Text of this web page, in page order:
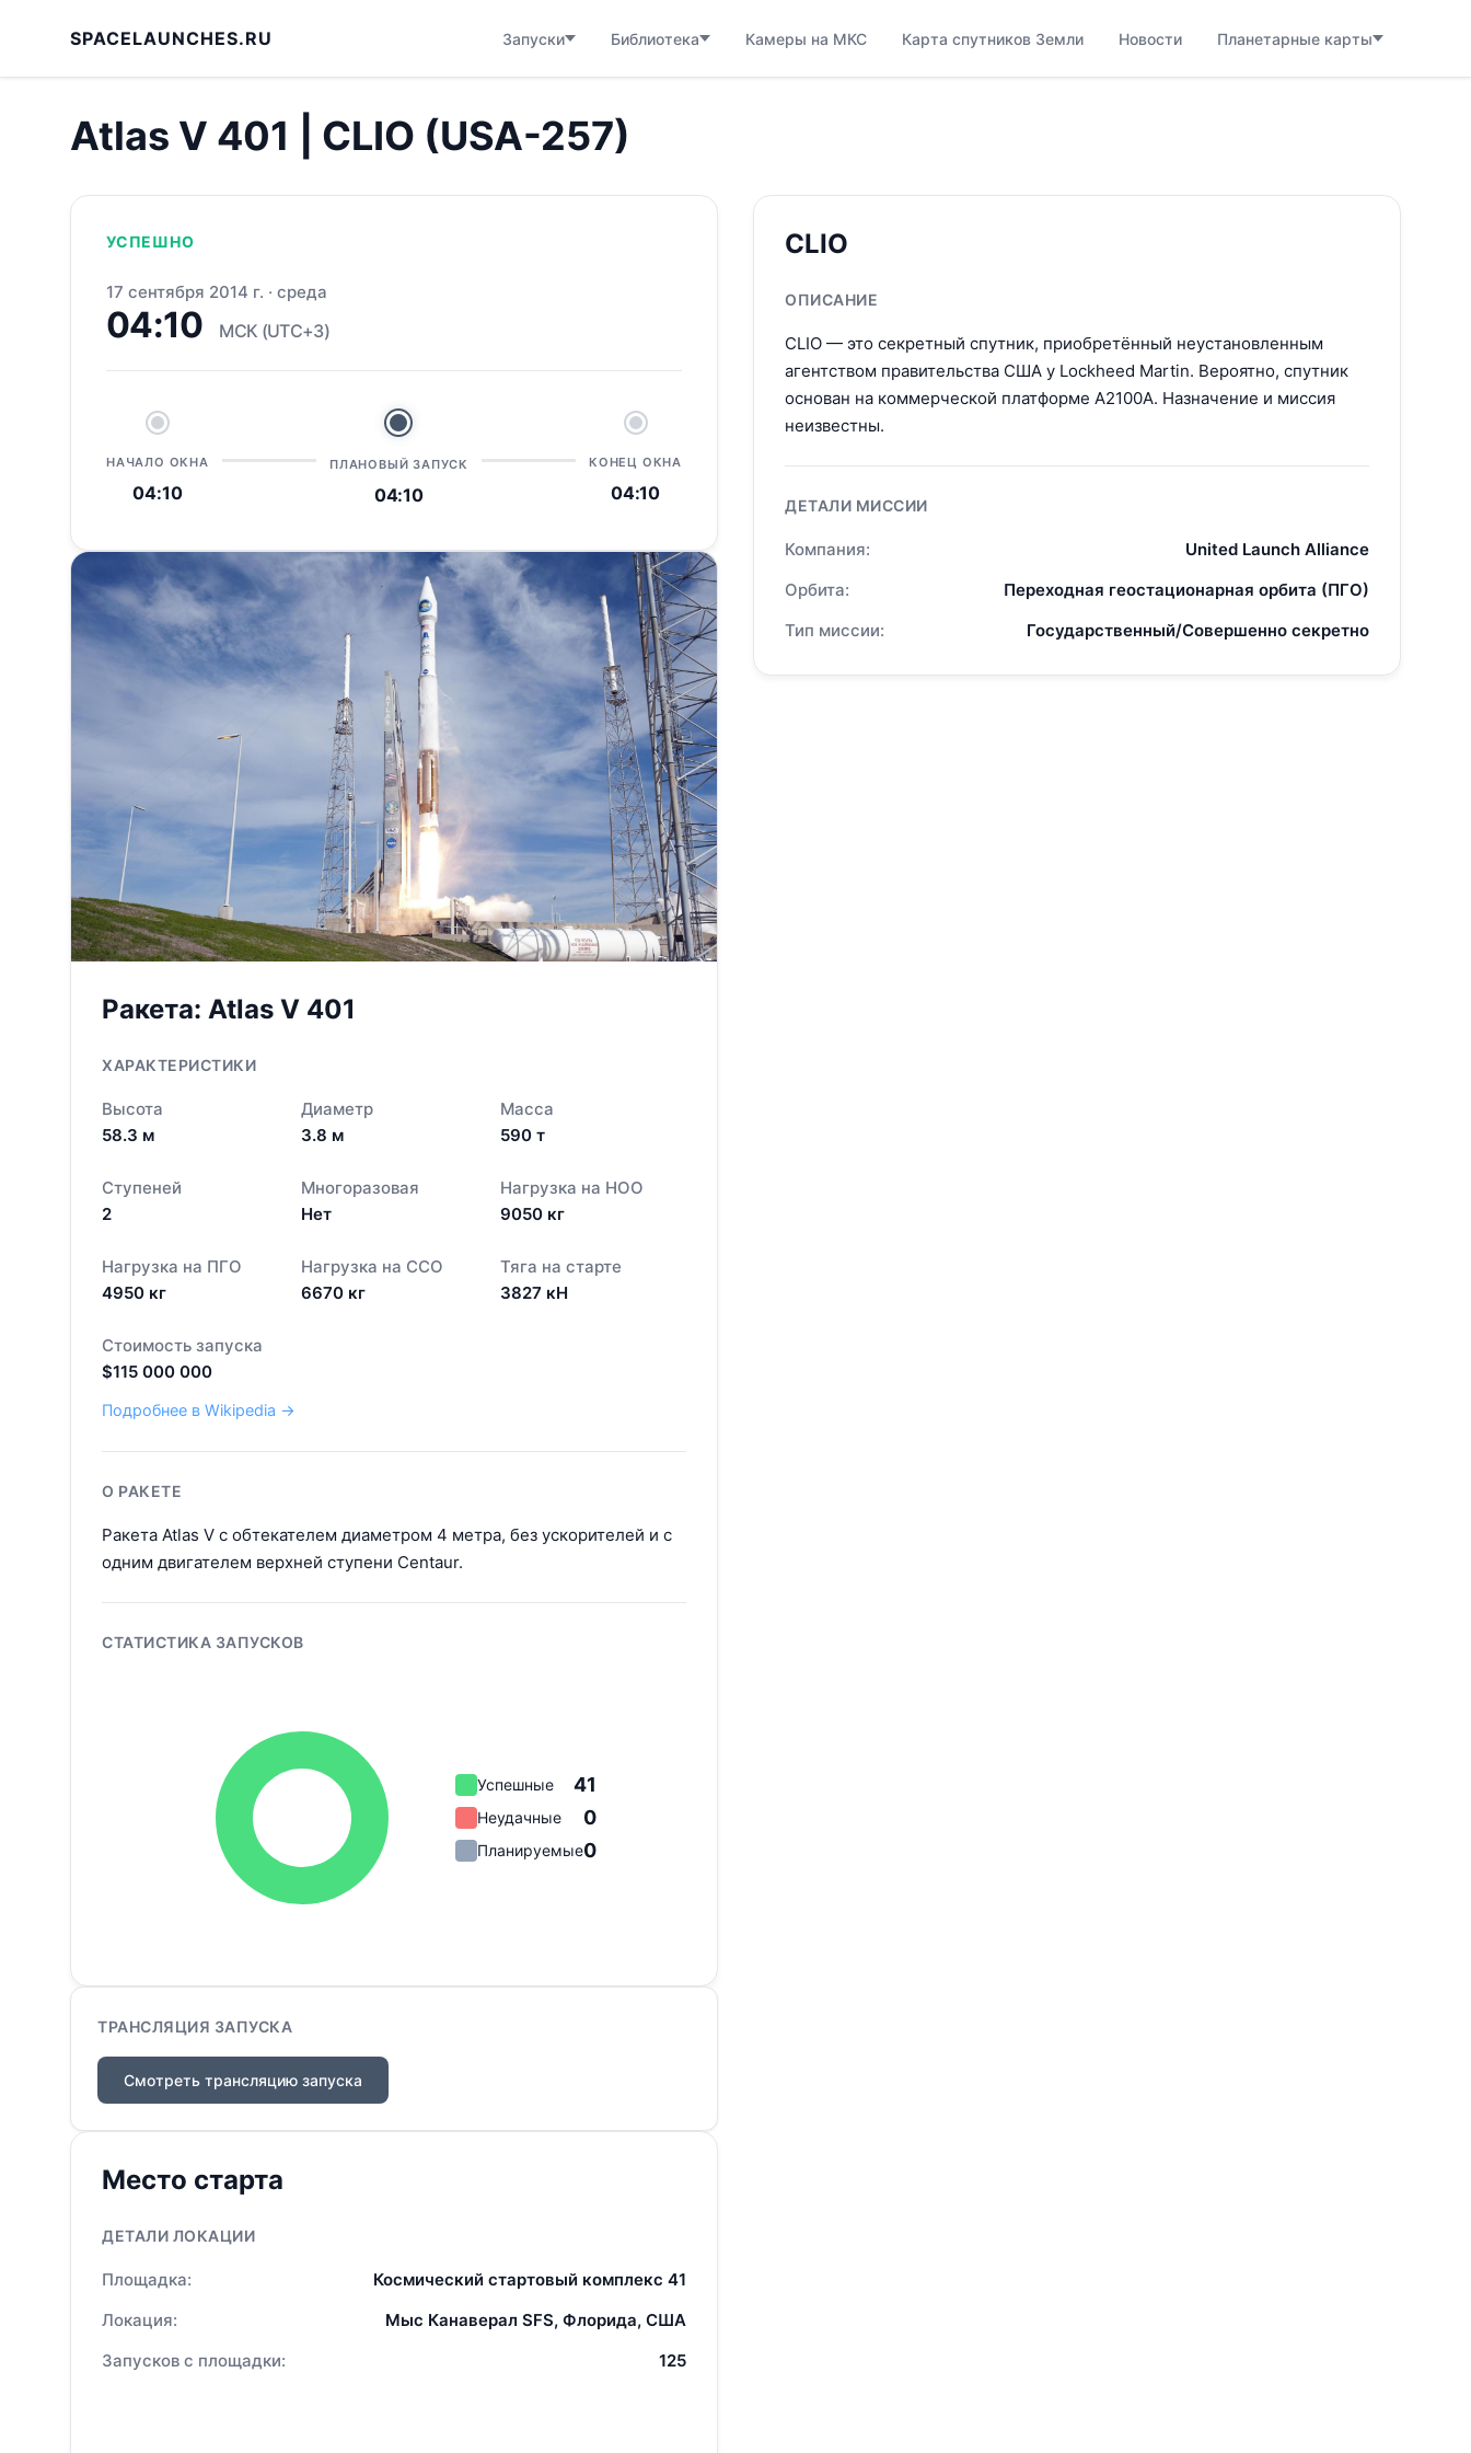
SPACELAUNCHES.RU Запуски Библиотека Камеры на МКС Карта спутников Земли Новости Планетарные карты
Atlas V 401 | CLIO (USA-257)
УСПЕШНО
17 сентября 2014 г. · среда
04:10 МСК (UTC+3)
НАЧАЛО ОКНА
04:10
ПЛАНОВЫЙ ЗАПУСК
04:10
КОНЕЦ ОКНА
04:10
Ракета: Atlas V 401
ХАРАКТЕРИСТИКИ
Высота
58.3 м
Диаметр
3.8 м
Масса
590 т
Ступеней
2
Многоразовая
Нет
Нагрузка на НОО
9050 кг
Нагрузка на ПГО
4950 кг
Нагрузка на ССО
6670 кг
Тяга на старте
3827 кН
Стоимость запуска
$115 000 000
Подробнее в Wikipedia →
О РАКЕТЕ
Ракета Atlas V с обтекателем диаметром 4 метра, без ускорителей и с
одним двигателем верхней ступени Centaur.
СТАТИСТИКА ЗАПУСКОВ
Успешные 41
Неудачные 0
Планируемые0
ТРАНСЛЯЦИЯ ЗАПУСКА
Смотреть трансляцию запуска
Место старта
ДЕТАЛИ ЛОКАЦИИ
Площадка:
Космический стартовый комплекс 41
Локация:
Мыс Канаверал SFS, Флорида, США
Запусков с площадки:
125
CLIO
ОПИСАНИЕ
CLIO — это секретный спутник, приобретённый неустановленным
агентством правительства США у Lockheed Martin. Вероятно, спутник
основан на коммерческой платформе A2100A. Назначение и миссия
неизвестны.
ДЕТАЛИ МИССИИ
Компания:
United Launch Alliance
Орбита:
Переходная геостационарная орбита (ПГО)
Тип миссии:
Государственный/Совершенно секретно